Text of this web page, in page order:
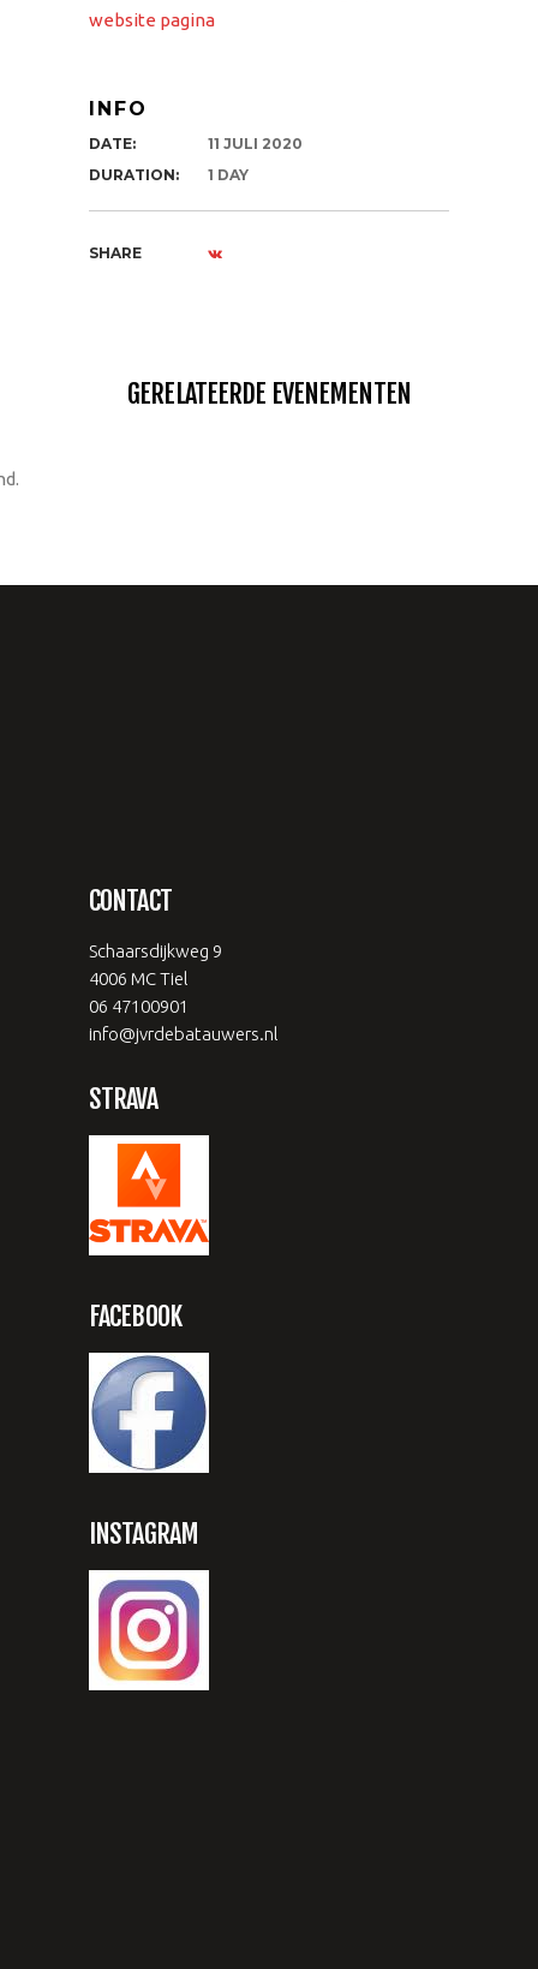
website pagina
INFO
DATE:
11 JULI 2020
DURATION:
1 DAY
SHARE
GERELATEERDE EVENEMENTEN
CONTACT
Schaarsdijkweg 9
4006 MC Tiel
06 47100901
info@jvrdebatauwers.nl
STRAVA
FACEBOOK
INSTAGRAM